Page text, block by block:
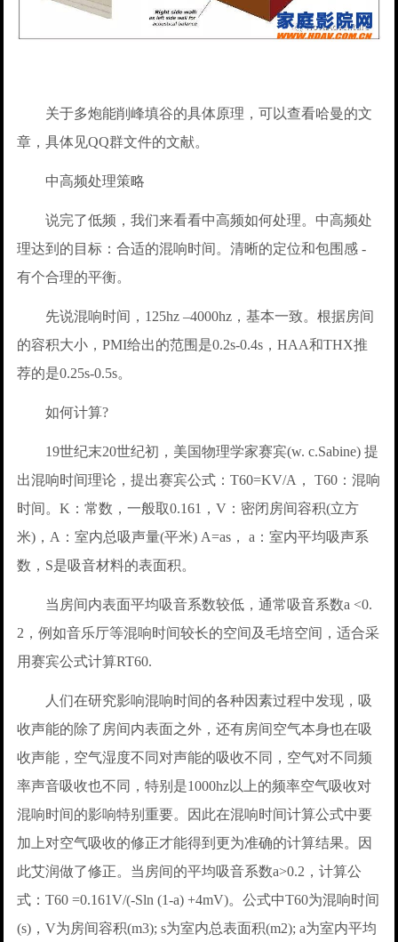
关于多炮能削峰填谷的具体原理，可以查看哈曼的文
章，具体见QQ群文件的文献。
中高频处理策略
说完了低频，我们来看看中高频如何处理。中高频处
理达到的目标：合适的混响时间。清晰的定位和包围感 -
有个合理的平衡。
先说混响时间，125hz –4000hz，基本一致。根据房间
的容积大小，PMI给出的范围是0.2s-0.4s，HAA和THX推
荐的是0.25s-0.5s。
如何计算?
19世纪末20世纪初，美国物理学家赛宾(w. c.Sabine) 提
出混响时间理论，提出赛宾公式：T60=KV/A， T60：混响
时间。K：常数，一般取0.161，V：密闭房间容积(立方
米)，A：室内总吸声量(平米) A=as， a：室内平均吸声系
数，S是吸音材料的表面积。
当房间内表面平均吸音系数较低，通常吸音系数a <0.
2，例如音乐厅等混响时间较长的空间及毛培空间，适合采
用赛宾公式计算RT60.
人们在研究影响混响时间的各种因素过程中发现，吸
收声能的除了房间内表面之外，还有房间空气本身也在吸
收声能，空气湿度不同对声能的吸收不同，空气对不同频
率声音吸收也不同，特别是1000hz以上的频率空气吸收对
混响时间的影响特别重要。因此在混响时间计算公式中要
加上对空气吸收的修正才能得到更为准确的计算结果。因
此艾润做了修正。当房间的平均吸音系数a>0.2，计算公
式：T60 =0.161V/(-Sln (1-a) +4mV)。公式中T60为混响时间
(s)，V为房间容积(m3); s为室内总表面积(m2); a为室内平均